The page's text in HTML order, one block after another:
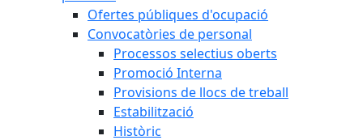
Ofertes públiques d'ocupació
Convocatòries de personal
Processos selectius oberts
Promoció Interna
Provisions de llocs de treball
Estabilització
Històric